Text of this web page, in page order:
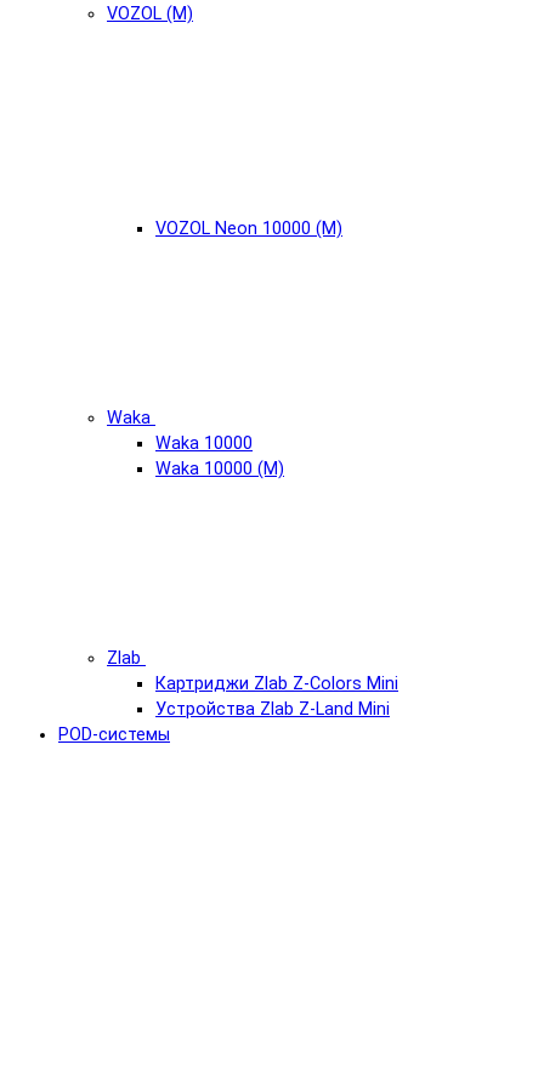
VOZOL (М)
VOZOL Neon 10000 (М)
Waka
Waka 10000
Waka 10000 (М)
Zlab
Картриджи Zlab Z-Colors Mini
Устройства Zlab Z-Land Mini
POD-системы